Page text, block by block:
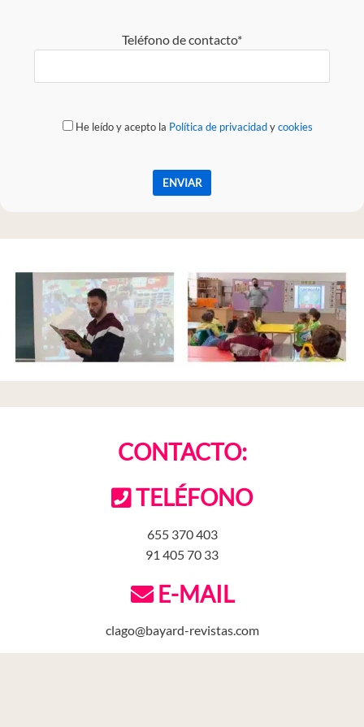
Teléfono de contacto*
He leído y acepto la Política de privacidadycookies
CONTACTO:
TELÉFONO
655 370 403
91 405 70 33
E-MAIL
clago@bayard-revistas.com